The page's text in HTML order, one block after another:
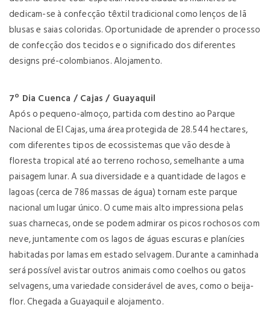
dedicam-se à confecção têxtil tradicional como lenços de lã
blusas e saias coloridas. Oportunidade de aprender o processo
de confecção dos tecidos e o significado dos diferentes
designs pré-colombianos. Alojamento.
7º Dia Cuenca / Cajas / Guayaquil
Após o pequeno-almoço, partida com destino ao Parque
Nacional de El Cajas, uma área protegida de 28.544 hectares,
com diferentes tipos de ecossistemas que vão desde à
floresta tropical até ao terreno rochoso, semelhante a uma
paisagem lunar. A sua diversidade e a quantidade de lagos e
lagoas (cerca de 786 massas de água) tornam este parque
nacional um lugar único. O cume mais alto impressiona pelas
suas charnecas, onde se podem admirar os picos rochosos com
neve, juntamente com os lagos de águas escuras e planícies
habitadas por lamas em estado selvagem. Durante a caminhada
será possível avistar outros animais como coelhos ou gatos
selvagens, uma variedade considerável de aves, como o beija-
flor. Chegada a Guayaquil e alojamento.